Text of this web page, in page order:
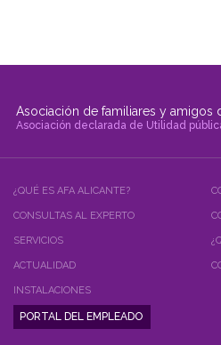
Asociación de familiares y amigos
Asociación declarada de Utilidad pública
¿QUÉ ES AFA ALICANTE?
CONSULTAS AL EXPERTO
SERVICIOS
ACTUALIDAD
INSTALACIONES